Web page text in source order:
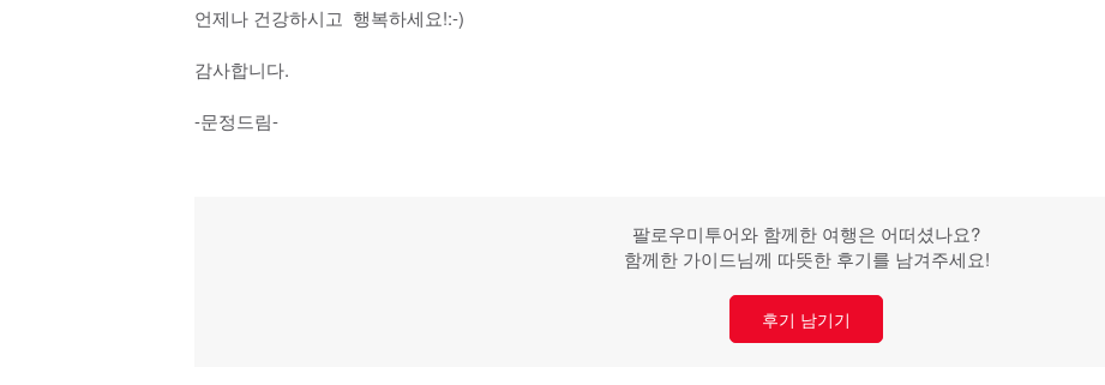
언제나 건강하시고 행복하세요!:-)
감사합니다.
-문정드림-
팔로우미투어와 함께한 여행은 어떠셨나요?
함께한 가이드님께 따뜻한 후기를 남겨주세요!
후기 남기기